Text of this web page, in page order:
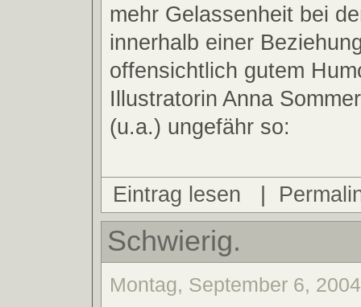
mehr Gelassenheit bei
innerhalb einer
offensichtlich gutem
Illustratorin Anna
(u.a.) ungefähr so:
Eintrag lesen |
Schwierig.
Montag, September 6,